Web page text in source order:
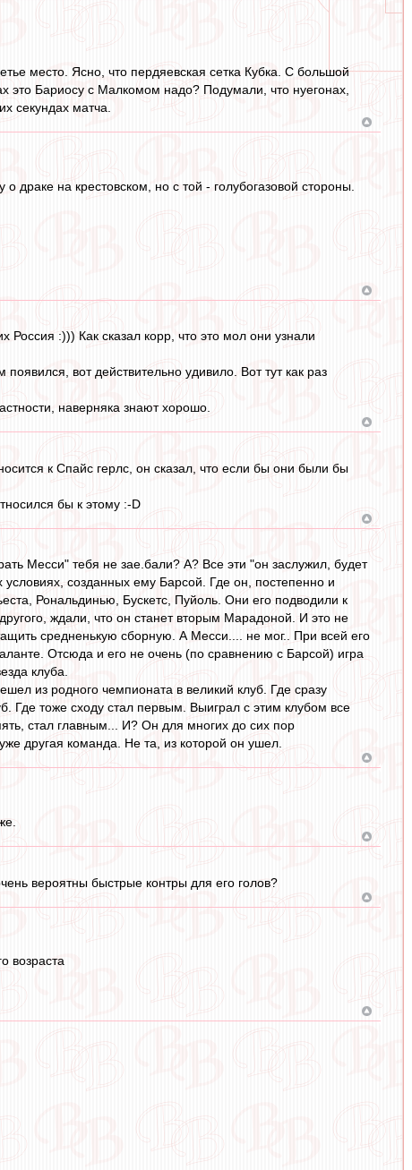
место. Ясно, что пердяевская сетка Кубка. С большой
это Бариосу с Малкомом надо? Подумали, что нуегонах,
секундах матча.
на крестовском, но с той - голубогазовой стороны.
:))) Как сказал корр, что это мол они узнали
вот действительно удивило. Вот тут как раз
наверняка знают хорошо.
к Спайс герлс, он сказал, что если бы они были бы
бы к этому :-D
Месси" тебя не зае.бали? А? Все эти "он заслужил, будет
созданных ему Барсой. Где он, постепенно и
Рональдинью, Бускетс, Пуйоль. Они его подводили к
ждали, что он станет вторым Марадоной. И это не
средненькую сборную. А Месси.... не мог.. При всей его
Отсюда и его не очень (по сравнению с Барсой) игра
клуба.
из родного чемпионата в великий клуб. Где сразу
Где тоже сходу стал первым. Выиграл с этим клубом все
стал главным... И? Он для многих до сих пор
другая команда. Не та, из которой он ушел.
вероятны быстрые контры для его голов?
возраста